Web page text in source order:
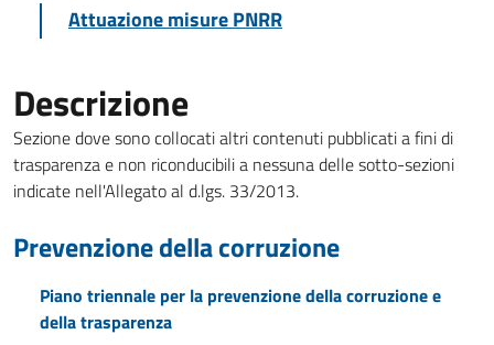
Attuazione misure PNRR
Descrizione
Sezione dove sono collocati altri contenuti pubblicati a fini di
trasparenza e non riconducibili a nessuna delle sotto-sezioni
indicate nell'Allegato al d.lgs. 33/2013.
Prevenzione della corruzione
Piano triennale per la prevenzione della corruzione e
della trasparenza